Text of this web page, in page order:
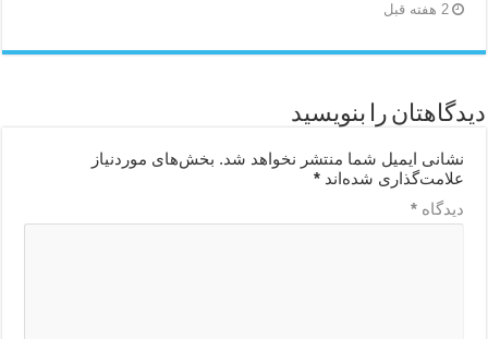
2 هفته قبل
دیدگاهتان را بنویسید
نشانی ایمیل شما منتشر نخواهد شد. بخش‌های موردنیاز
علامت‌گذاری شده‌اند*
دیدگاه*